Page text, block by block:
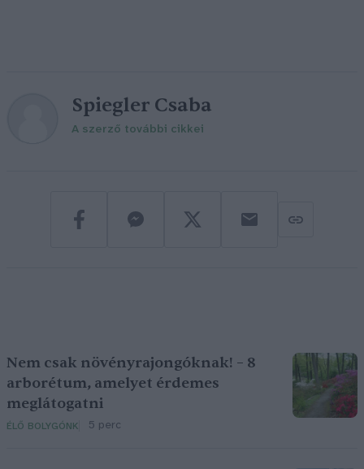
Spiegler Csaba
A szerző további cikkei
Nem csak növényrajongóknak! – 8
arborétum, amelyet érdemes
meglátogatni
ÉLŐ BOLYGÓNK 5 perc